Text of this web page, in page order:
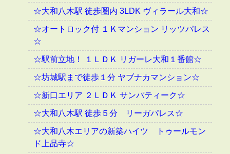
☆大和八木駅 徒歩圏内 3LDK ヴィラール大和☆
☆オートロック付 １Ｋマンション リッツパレス
☆
☆駅前立地！ １ＬＤＫ リガーレ大和１番館☆
☆坊城駅まで徒歩１分 ヤブナカマンション☆
☆新口エリア ２ＬＤＫ サンパティーク☆
☆大和八木駅 徒歩５分 リーガパレス☆
☆大和八木エリアの新築ハイツ トゥールモン
ド上品寺☆